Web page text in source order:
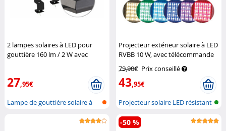
2 lampes solaires à LED pour
gouttière 160 lm / 2 W avec
27,95€
Lampe de gouttière solaire à
Projecteur extérieur solaire à LED
RVBB 10 W, avec télécommande
79,90€ Prix conseillé
43,95€
Projecteur solaire LED résistant
au...
-50 %